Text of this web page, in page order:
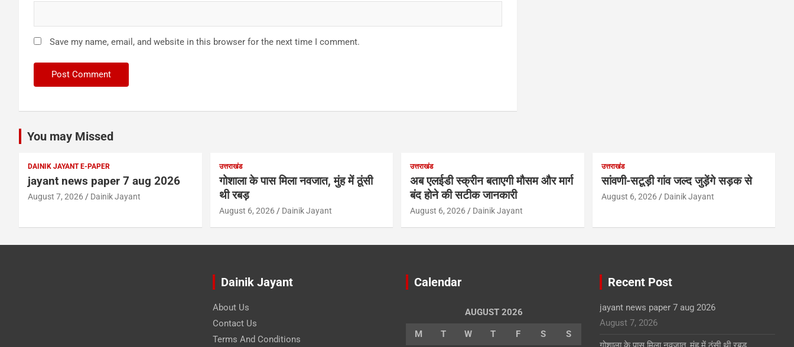
Save my name, email, and website in this browser for the next time I comment.
You may Missed
DAINIK JAYANT E-PAPER
jayant news paper 7 aug 2026
August 7, 2026 Dainik Jayant
उत्तराखंड
गोशाला के पास मिला नवजात, मुंह में ठूंसी
थी रबड़
August 6, 2026 Dainik Jayant
उत्तराखंड
अब एलईडी स्क्रीन बताएगी मौसम और मार्ग
बंद होने की सटीक जानकारी
August 6, 2026 Dainik Jayant
उत्तराखंड
सांवणी-सटूड़ी गांव जल्द जुड़ेंगे सड़क से
August 6, 2026 Dainik Jayant
Dainik Jayant
About Us
Contact Us
Terms And Conditions
Calendar
AUGUST 2026
M T W T F S S
Recent Post
jayant news paper 7 aug 2026
August 7, 2026